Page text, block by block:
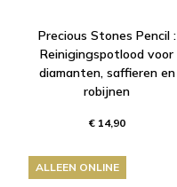
Precious Stones Pencil :
Reinigingspotlood voor
diamanten, saffieren en
robijnen
€ 14,90
ALLEEN ONLINE